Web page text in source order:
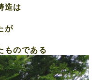
造は
が
ものである